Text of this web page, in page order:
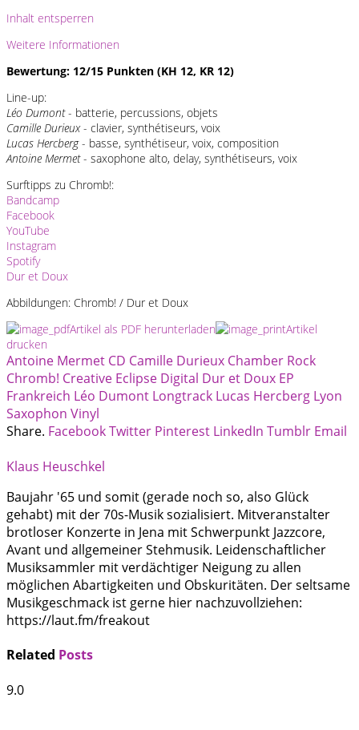
Inhalt entsperren
Weitere Informationen
Bewertung: 12/15 Punkten (KH 12, KR 12)
Line-up:
Léo Dumont- batterie, percussions, objets
Camille Durieux- clavier, synthétiseurs, voix
Lucas Hercberg- basse, synthétiseur, voix, composition
Antoine Mermet- saxophone alto, delay, synthétiseurs, voix
Surftipps zu Chromb!:
Bandcamp
Facebook
YouTube
Instagram
Spotify
Dur et Doux
Abbildungen: Chromb! / Dur et Doux
Artikel als PDF herunterladen
Artikel
drucken
Antoine Mermet CD Camille Durieux Chamber Rock
Chromb! Creative Eclipse Digital Dur et Doux EP
Frankreich Léo Dumont Longtrack Lucas Hercberg Lyon
Saxophon Vinyl
Share. FacebookTwitter Pinterest LinkedIn Tumblr Email
Klaus Heuschkel
Baujahr '65 und somit (gerade noch so, also Glück
gehabt) mit der 70s-Musik sozialisiert. Mitveranstalter
brotloser Konzerte in Jena mit Schwerpunkt Jazzcore,
Avant und allgemeiner Stehmusik. Leidenschaftlicher
Musiksammler mit verdächtiger Neigung zu allen
möglichen Abartigkeiten und Obskuritäten. Der seltsame
Musikgeschmack ist gerne hier nachzuvollziehen:
https://laut.fm/freakout
Related Posts
9.0